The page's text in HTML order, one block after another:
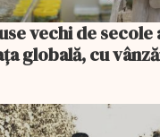
vechi de secole
globală, cu